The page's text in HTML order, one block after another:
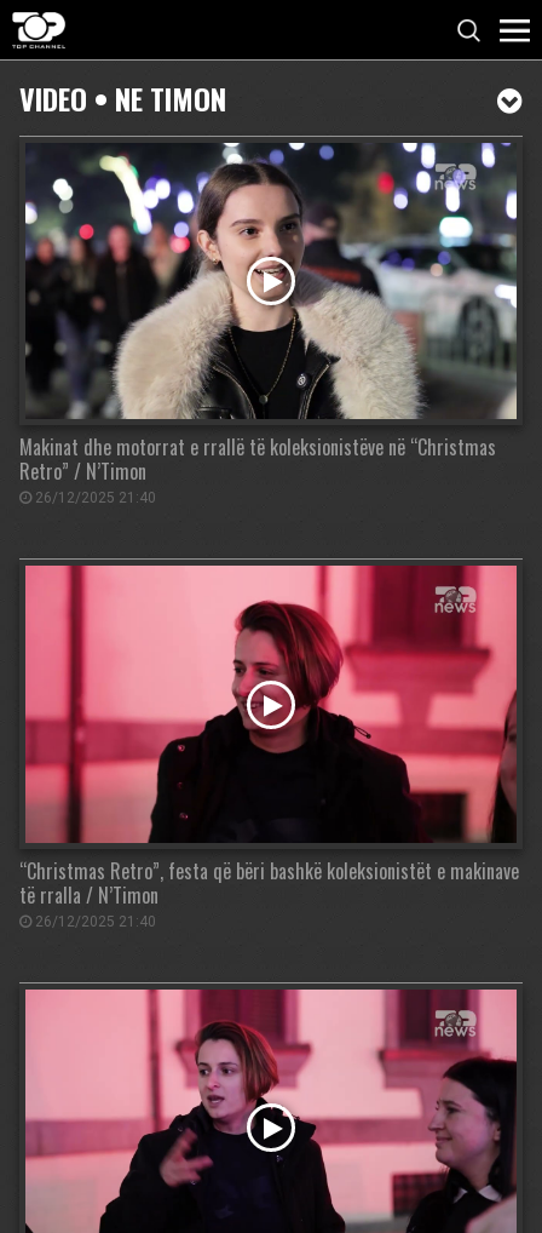
VIDEO • NE TIMON
Makinat dhe motorrat e rrallë të koleksionistëve në “Christmas
Retro” / N’Timon
26/12/2025 21:40
“Christmas Retro”, festa që bëri bashkë koleksionistët e makinave
të rralla / N’Timon
26/12/2025 21:40